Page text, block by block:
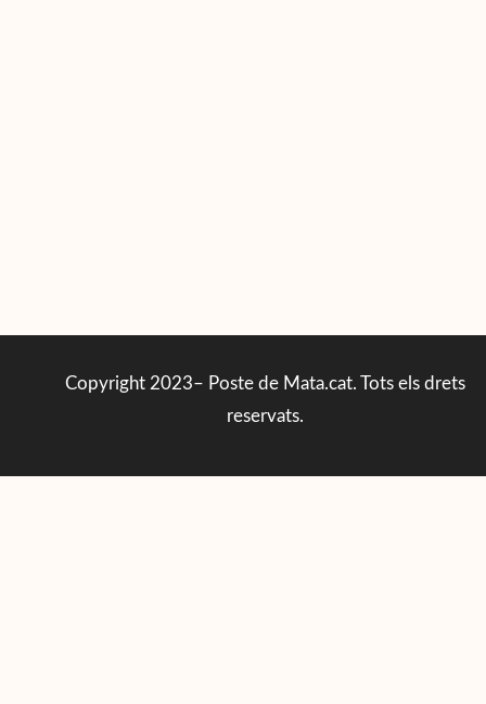
Copyright 2023– Poste de Mata.cat. Tots els drets
reservats.